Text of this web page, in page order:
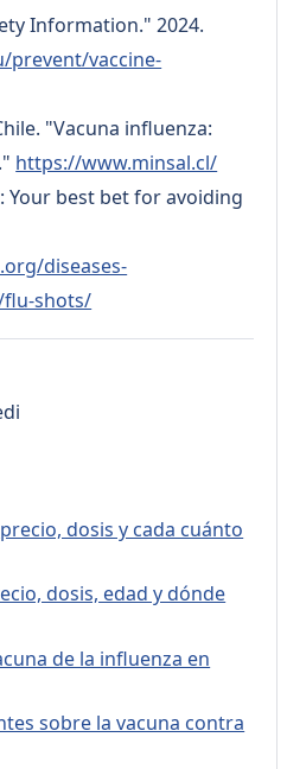
Information." 2024.
prevent/vaccine-
"Vacuna influenza:
https://www.minsal.cl/
Your best bet for avoiding
diseases-
shots/
dosis y cada cuánto
dosis, edad y dónde
de la influenza en
sobre la vacuna contra